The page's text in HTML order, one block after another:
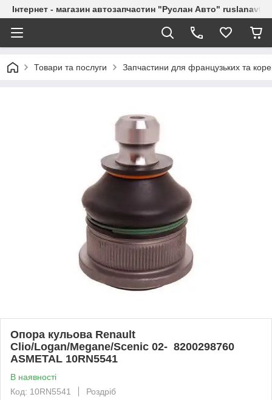
Інтернет - магазин автозапчастин "Руслан Авто"
Товари та послуги Запчастини для французьких та
Опора кульова Renault
Clio/Logan/Megane/Scenic 02-​​​​​​​ 8200298760
ASMETAL 10RN5541
В наявності
Код: 10RN5541
Роздріб